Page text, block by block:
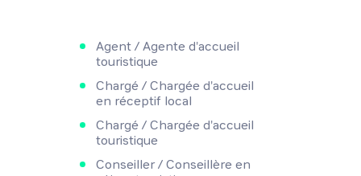
Agent / Agente d'accueil
touristique
Chargé / Chargée d'accueil
en réceptif local
Chargé / Chargée d'accueil
touristique
Conseiller / Conseillère en